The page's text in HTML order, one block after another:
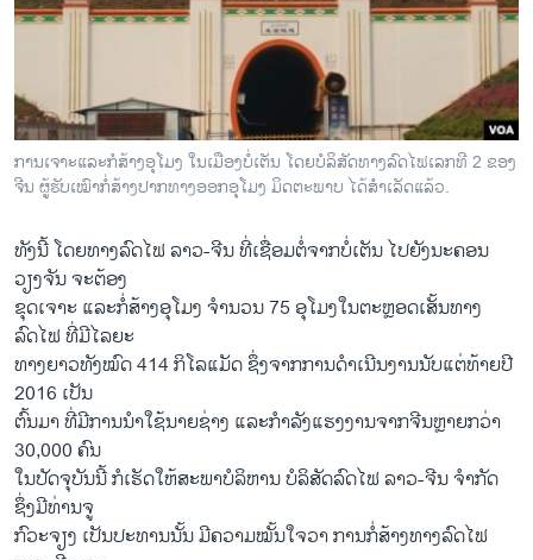
ການເຈາະແລະກໍສ້າງອຸໂມງ ໃນເມືອງບໍ່ເຕັນ ໂດຍບໍລິສັດທາງລົດໄຟເລກທີ 2 ຂອງ
ຈີນ ຜູ້ຮັບເໝົາກໍ່ສ້າງປາກທາງອອກອຸໂມງ ມິດຕະພາບ ໄດ້ສຳເລັດແລ້ວ.
ທັງນີ້ ໂດຍທາງລົດໄຟ ລາວ-ຈີນ ທີ່ເຊື່ອມຕໍ່ຈາກບໍ່ເຕັນ ໄປຍັງນະຄອນ
ວຽງຈັນ ຈະຕ້ອງ
ຂຸດເຈາະ ແລະກໍ່ສ້າງອຸໂມງ ຈຳນວນ 75 ອຸໂມງໃນຕະຫຼອດເສັ້ນທາງ
ລົດໄຟ ທີ່ມີໄລຍະ
ທາງຍາວທັງໝົດ 414 ກິໂລແມັດ ຊຶ່ງຈາກການດຳເນີນງານນັບແຕ່ທ້າຍປີ
2016 ເປັນ
ຕົ້ນມາ ທີ່ມີການນຳໃຊ້ນາຍຊ່າງ ແລະກຳລັງແຮງງານຈາກຈີນຫຼາຍກວ່າ
30,000 ຄົນ
ໃນປັດຈຸບັນນີ້ ກໍເຮັດໃຫ້ສະພາບໍລິຫານ ບໍລິສັດລົດໄຟ ລາວ-ຈີນ ຈຳກັດ
ຊຶ່ງມີທ່ານຈູ
ກົວະຈຽງ ເປັນປະທານນັ້ນ ມີຄວາມໝັ້ນໃຈວາ ການກໍ່ສ້າງທາງລົດໄຟ